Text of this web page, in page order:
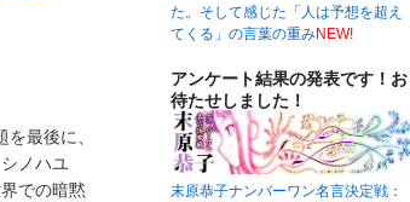
最後に、
ノハユ
での暗黙
た。そして感じた「人は予想を超え
てくる」の言葉の重みNEW!
アンケート結果の発表です！お
待たせしました！
末原恭子ナンバーワン名言決定戦：